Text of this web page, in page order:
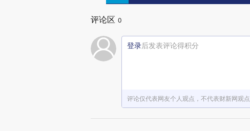
评论区 0
登录后发表评论得积分
评论仅代表网友个人观点，不代表财新网观点